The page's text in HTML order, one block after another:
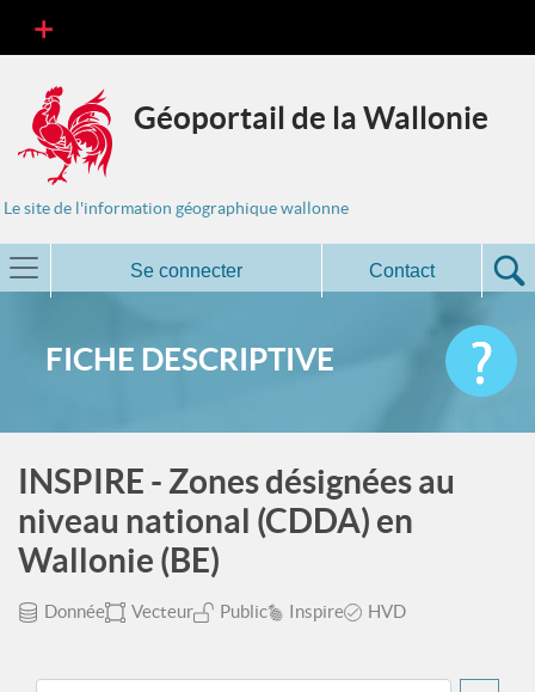
Géoportail de la Wallonie
Le site de l'information géographique wallonne
Se connecter Contact
FICHE DESCRIPTIVE
INSPIRE - Zones désignées au
niveau national (CDDA) en
Wallonie (BE)
Donnée Vecteur Public Inspire HVD